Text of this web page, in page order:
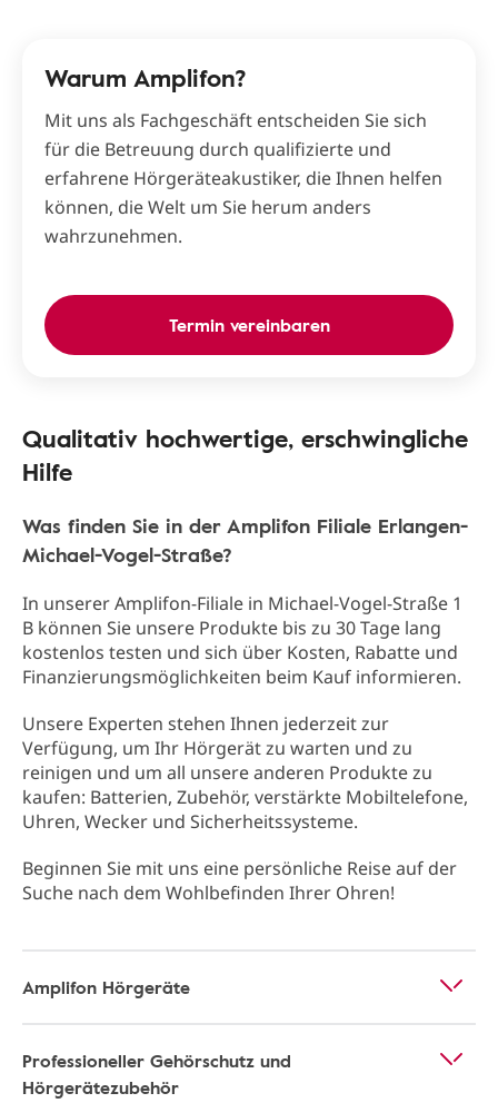
Warum Amplifon?
Mit uns als Fachgeschäft entscheiden Sie sich
für die Betreuung durch qualifizierte und
erfahrene Hörgeräteakustiker, die Ihnen helfen
können, die Welt um Sie herum anders
wahrzunehmen.
Termin vereinbaren
Qualitativ hochwertige, erschwingliche
Hilfe
Was finden Sie in der Amplifon Filiale Erlangen-
Michael-Vogel-Straße?
In unserer Amplifon-Filiale in Michael-Vogel-Straße 1
B können Sie unsere Produkte bis zu 30 Tage lang
kostenlos testen und sich über Kosten, Rabatte und
Finanzierungsmöglichkeiten beim Kauf informieren.
Unsere Experten stehen Ihnen jederzeit zur
Verfügung, um Ihr Hörgerät zu warten und zu
reinigen und um all unsere anderen Produkte zu
kaufen: Batterien, Zubehör, verstärkte Mobiltelefone,
Uhren, Wecker und Sicherheitssysteme.
Beginnen Sie mit uns eine persönliche Reise auf der
Suche nach dem Wohlbefinden Ihrer Ohren!
Amplifon Hörgeräte
Professioneller Gehörschutz und
Hörgerätezubehör